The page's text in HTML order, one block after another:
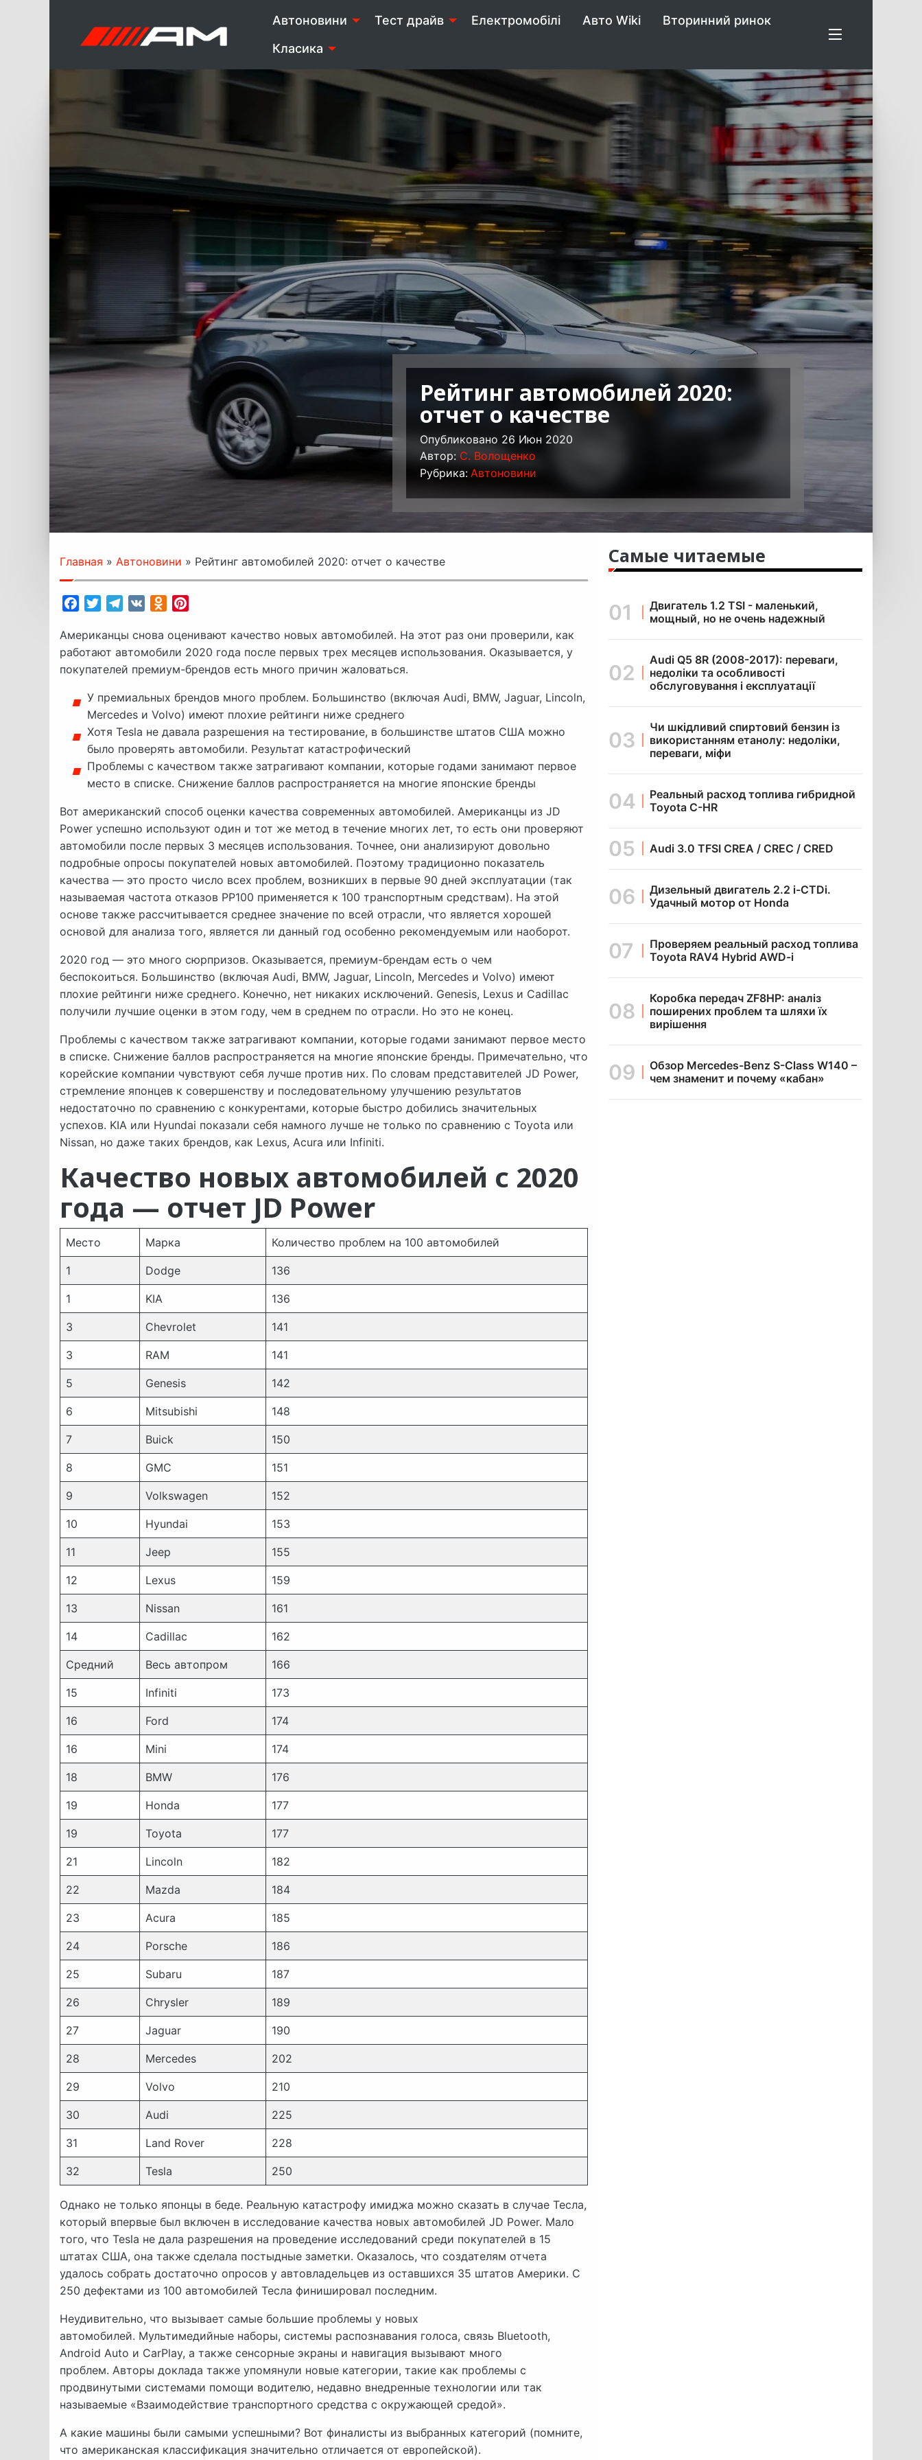
Автоновини Тест драйв Електромобілі Авто Wiki
Вторинний ринок
Класика
Рейтинг автомобилей 2020:
отчет о качестве
Опубликовано 26 Июн 2020
Автор: C. Волощенко
Рубрика: Автоновини
Главная » Автоновини » Рейтинг автомобилей 2020: отчет о качестве
FacebookTwitterTelegram
VK Odnoklassniki
Американцы снова оценивают качество новых автомобилей. На этот раз они проверили, как
работают автомобили 2020 года после первых трех месяцев использования. Оказывается, у
покупателей премиум-брендов есть много причин жаловаться.
У премиальных брендов много проблем. Большинство (включая Audi, BMW, Jaguar, Lincoln,
Mercedes и Volvo) имеют плохие рейтинги ниже среднего
Хотя Tesla не давала разрешения на тестирование, в большинстве штатов США можно
было проверять автомобили. Результат катастрофический
Проблемы с качеством также затрагивают компании, которые годами занимают первое
место в списке. Снижение баллов распространяется на многие японские бренды
Вот американский способ оценки качества современных автомобилей. Американцы из JD
Power успешно используют один и тот же метод в течение многих лет, то есть они проверяют
автомобили после первых 3 месяцев использования. Точнее, они анализируют довольно
подробные опросы покупателей новых автомобилей. Поэтому традиционно показатель
качества — это просто число всех проблем, возникших в первые 90 дней эксплуатации (так
называемая частота отказов PP100 применяется к 100 транспортным средствам). На этой
основе также рассчитывается среднее значение по всей отрасли, что является хорошей
основой для анализа того, является ли данный год особенно рекомендуемым или наоборот.
2020 год — это много сюрпризов. Оказывается, премиум-брендам есть о чем
беспокоиться. Большинство (включая Audi, BMW, Jaguar, Lincoln, Mercedes и Volvo) имеют
плохие рейтинги ниже среднего. Конечно, нет никаких исключений. Genesis, Lexus и Cadillac
получили лучшие оценки в этом году, чем в среднем по отрасли. Но это не конец.
Проблемы с качеством также затрагивают компании, которые годами занимают первое место
в списке. Снижение баллов распространяется на многие японские бренды. Примечательно, что
корейские компании чувствуют себя лучше против них. По словам представителей JD Power,
стремление японцев к совершенству и последовательному улучшению результатов
недостаточно по сравнению с конкурентами, которые быстро добились значительных
успехов. KIA или Hyundai показали себя намного лучше не только по сравнению с Toyota или
Nissan, но даже таких брендов, как Lexus, Acura или Infiniti.
Качество новых автомобилей с 2020
года — отчет JD Power
Место Марка Количество проблем на 100 автомобилей
1 Dodge 136
1 KIA 136
3 Chevrolet 141
3 RAM 141
5 Genesis 142
6 Mitsubishi 148
7 Buick 150
8 GMC 151
9 Volkswagen 152
10 Hyundai 153
11 Jeep 155
12 Lexus 159
13 Nissan 161
14 Cadillac 162
Средний Весь автопром 166
15 Infiniti 173
16 Ford 174
16 Mini 174
18 BMW 176
19 Honda 177
19 Toyota 177
21 Lincoln 182
22 Mazda 184
23 Acura 185
24 Porsche 186
25 Subaru 187
26 Chrysler 189
27 Jaguar 190
28 Mercedes 202
29 Volvo 210
30 Audi 225
31 Land Rover 228
32 Tesla 250
Однако не только японцы в беде. Реальную катастрофу имиджа можно сказать в случае Тесла,
который впервые был включен в исследование качества новых автомобилей JD Power. Мало
того, что Tesla не дала разрешения на проведение исследований среди покупателей в 15
штатах США, она также сделала постыдные заметки. Оказалось, что создателям отчета
удалось собрать достаточно опросов у автовладельцев из оставшихся 35 штатов Америки. С
250 дефектами из 100 автомобилей Тесла финишировал последним.
Неудивительно, что вызывает самые большие проблемы у новых
автомобилей. Мультимедийные наборы, системы распознавания голоса, связь Bluetooth,
Android Auto и CarPlay, а также сенсорные экраны и навигация вызывают много
проблем. Авторы доклада также упомянули новые категории, такие как проблемы с
продвинутыми системами помощи водителю, недавно внедренные технологии или так
называемые «Взаимодействие транспортного средства с окружающей средой».
А какие машины были самыми успешными? Вот финалисты из выбранных категорий (помните,
что американская классификация значительно отличается от европейской).
Самые читаемые
Двигатель 1.2 TSI - маленький,
мощный, но не очень надежный
Audi Q5 8R (2008-2017): переваги,
недоліки та особливості
обслуговування і експлуатації
Чи шкідливий спиртовий бензин із
використанням етанолу: недоліки,
переваги, міфи
Реальный расход топлива гибридной
Toyota C-HR
Audi 3.0 TFSI CREA / CREC / CRED
Дизельный двигатель 2.2 i-CTDi.
Удачный мотор от Honda
Проверяем реальный расход топлива
Toyota RAV4 Hybrid AWD-i
Коробка передач ZF8HP: аналіз
поширених проблем та шляхи їх
вирішення
Обзор Mercedes-Benz S-Class W140 –
чем знаменит и почему «кабан»